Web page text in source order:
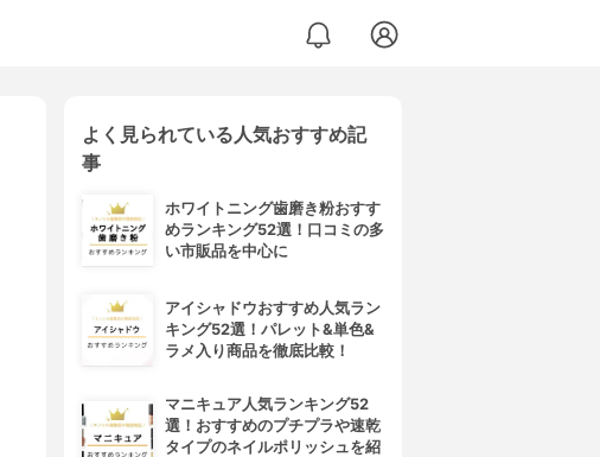
よく見られている人気おすすめ記
事
ホワイトニング歯磨き粉おすす
めランキング52選！口コミの多
い市販品を中心に
アイシャドウおすすめ人気ラン
キング52選！パレット&単色&
ラメ入り商品を徹底比較！
マニキュア人気ランキング52
選！おすすめのプチプラや速乾
タイプのネイルポリッシュを紹